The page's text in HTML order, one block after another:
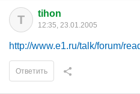
T tihon
12:35, 23.01.2005
http://www.e1.ru/talk/forum/
Ответить